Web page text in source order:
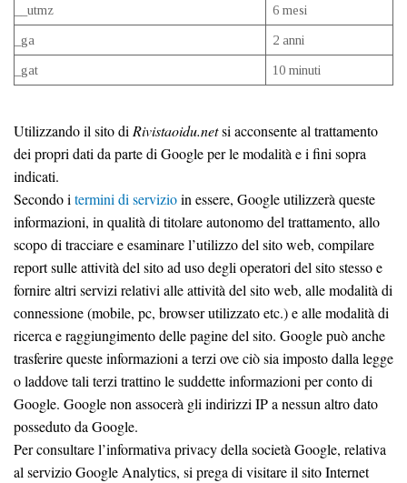
__utmz 6 mesi
_ga 2 anni
_gat 10 minuti
Utilizzando il sito di Rivistaoidu.netsi acconsente al trattamento
dei propri dati da parte di Google per le modalità e i fini sopra
indicati.
Secondo i termini di servizioin essere, Google utilizzerà queste
informazioni, in qualità di titolare autonomo del trattamento, allo
scopo di tracciare e esaminare l’utilizzo del sito web, compilare
report sulle attività del sito ad uso degli operatori del sito stesso e
fornire altri servizi relativi alle attività del sito web, alle modalità di
connessione (mobile, pc, browser utilizzato etc.) e alle modalità di
ricerca e raggiungimento delle pagine del sito. Google può anche
trasferire queste informazioni a terzi ove ciò sia imposto dalla legge
o laddove tali terzi trattino le suddette informazioni per conto di
Google. Google non assocerà gli indirizzi IP a nessun altro dato
posseduto da Google.
Per consultare l’informativa privacy della società Google, relativa
al servizio Google Analytics, si prega di visitare il sito Internet